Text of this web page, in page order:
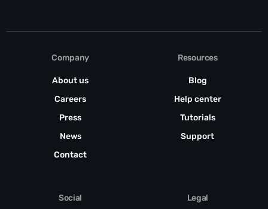
Company
About us
Careers
Press
News
Contact
Resources
Blog
Help center
Tutorials
Support
Social Legal